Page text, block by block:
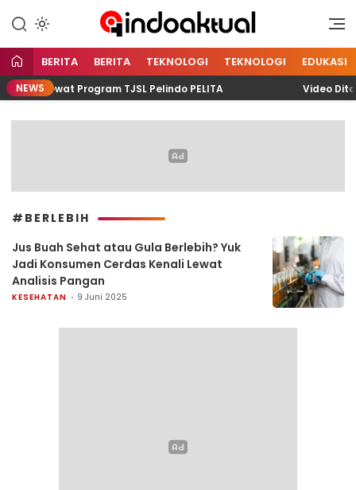
Indoaktual
Indonesia Aktual
BERITA BERITA TEKNOLOGI TEKNOLOGI EDUKASI
NEWS
Lewat Program TJSL Pelindo PELITA Video
#BERLEBIH
Jus Buah Sehat atau Gula Berlebih? Yuk
Jadi Konsumen Cerdas Kenali Lewat
Analisis Pangan
KESEHATAN 9 Juni 2025